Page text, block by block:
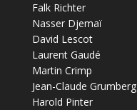
Falk Richter
Nasser Djemaï
David Lescot
Laurent Gaudé
Martin Crimp
Jean-Claude Grumberg
Harold Pinter